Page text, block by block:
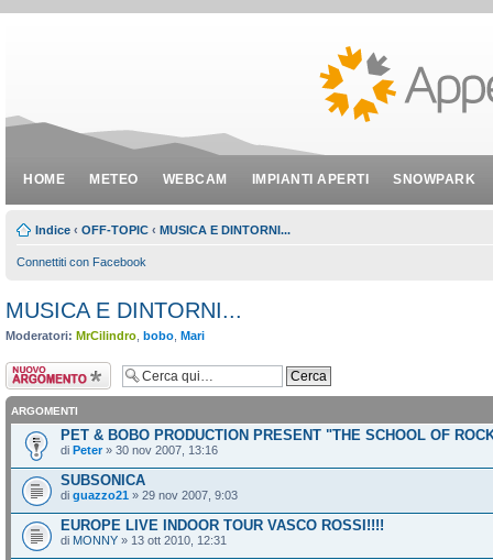
HOME METEO WEBCAM IMPIANTI APERTI SNOWPARK
Indice ‹ OFF-TOPIC ‹ MUSICA E DINTORNI...
Connettiti con Facebook
MUSICA E DINTORNI...
Moderatori: MrCilindro bobo Mari
Scrivi un nuovo
argomento
ARGOMENTI
PET & BOBO PRODUCTION PRESENT "THE SCHOOL OF
di Peter» 30 nov 2007, 13:16
SUBSONICA
di guazzo21 » 29 nov 2007, 9:03
EUROPE LIVE INDOOR TOUR VASCO ROSSI!!!!
di MONNY » 13 ott 2010, 12:31